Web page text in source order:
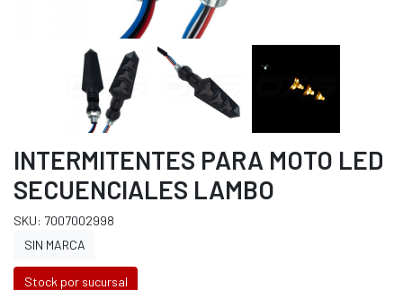
INTERMITENTES PARA MOTO LED
SECUENCIALES LAMBO
SKU: 7007002998
SIN MARCA
Stock por sucursal